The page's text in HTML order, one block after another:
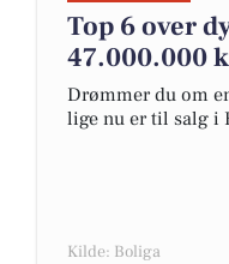
Top 6 over
47.000.000
Drømmer du om
lige nu er til salg i
Kilde: Boliga